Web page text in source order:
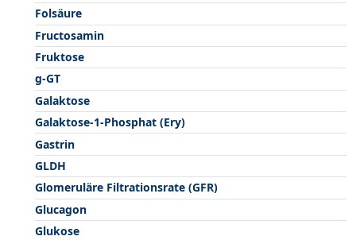
Folsäure
Fructosamin
Fruktose
g-GT
Galaktose
Galaktose-1-Phosphat (Ery)
Gastrin
GLDH
Glomeruläre Filtrationsrate (GFR)
Glucagon
Glukose